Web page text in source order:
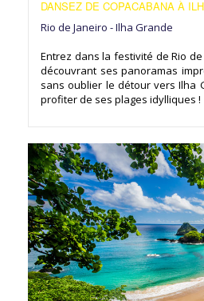
DANSEZ DE COPACABANA À
Rio de Janeiro - Ilha Grande
Entrez dans la festivité de Rio
découvrant ses panoramas
sans oublier le détour vers Ilha
profiter de ses plages idylliques !